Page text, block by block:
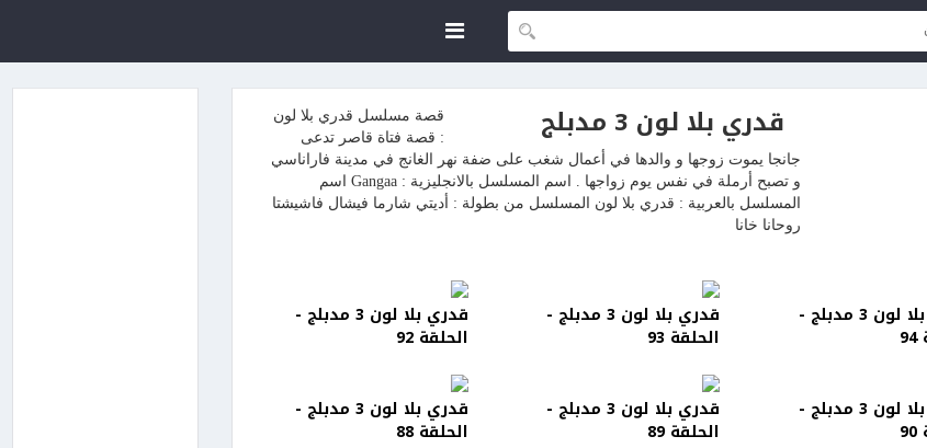
قدري بلا لون 3 مدبلج
قصة مسلسل قدري بلا لون
: قصة فتاة قاصر تدعى
جانجا يموت زوجها و والدها في أعمال شغب على ضفة نهر الغانج في مدينة فاراناسي
و تصبح أرملة في نفس يوم زواجها . اسم المسلسل بالانجليزية : Gangaa اسم
المسلسل بالعربية : قدري بلا لون المسلسل من بطولة : أديتي شارما فيشال فاشيشتا
روحانا خانا
قدري بلا لون 3 مدبلج - قدري بلا لون 3 مدبلج -
الحلقة 93
قدري بلا لون 3 مدبلج -
الحلقة 92
قدري بلا لون 3 مدبلج - قدري بلا لون 3 مدبلج -
الحلقة 89
قدري بلا لون 3 مدبلج -
الحلقة 88